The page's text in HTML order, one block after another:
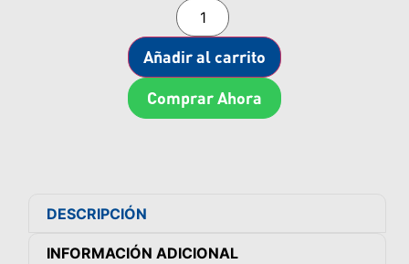
Añadir al carrito
Comprar Ahora
DESCRIPCIÓN
INFORMACIÓN ADICIONAL